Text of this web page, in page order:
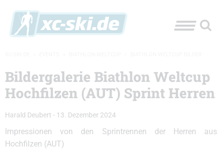
Bildergalerie Biathlon Weltcup
Hochfilzen (AUT) Sprint Herren
Harald Deubert - 13. Dezember 2024
Impressionen von den Sprintrennen der Herren aus
Hochfilzen (AUT)